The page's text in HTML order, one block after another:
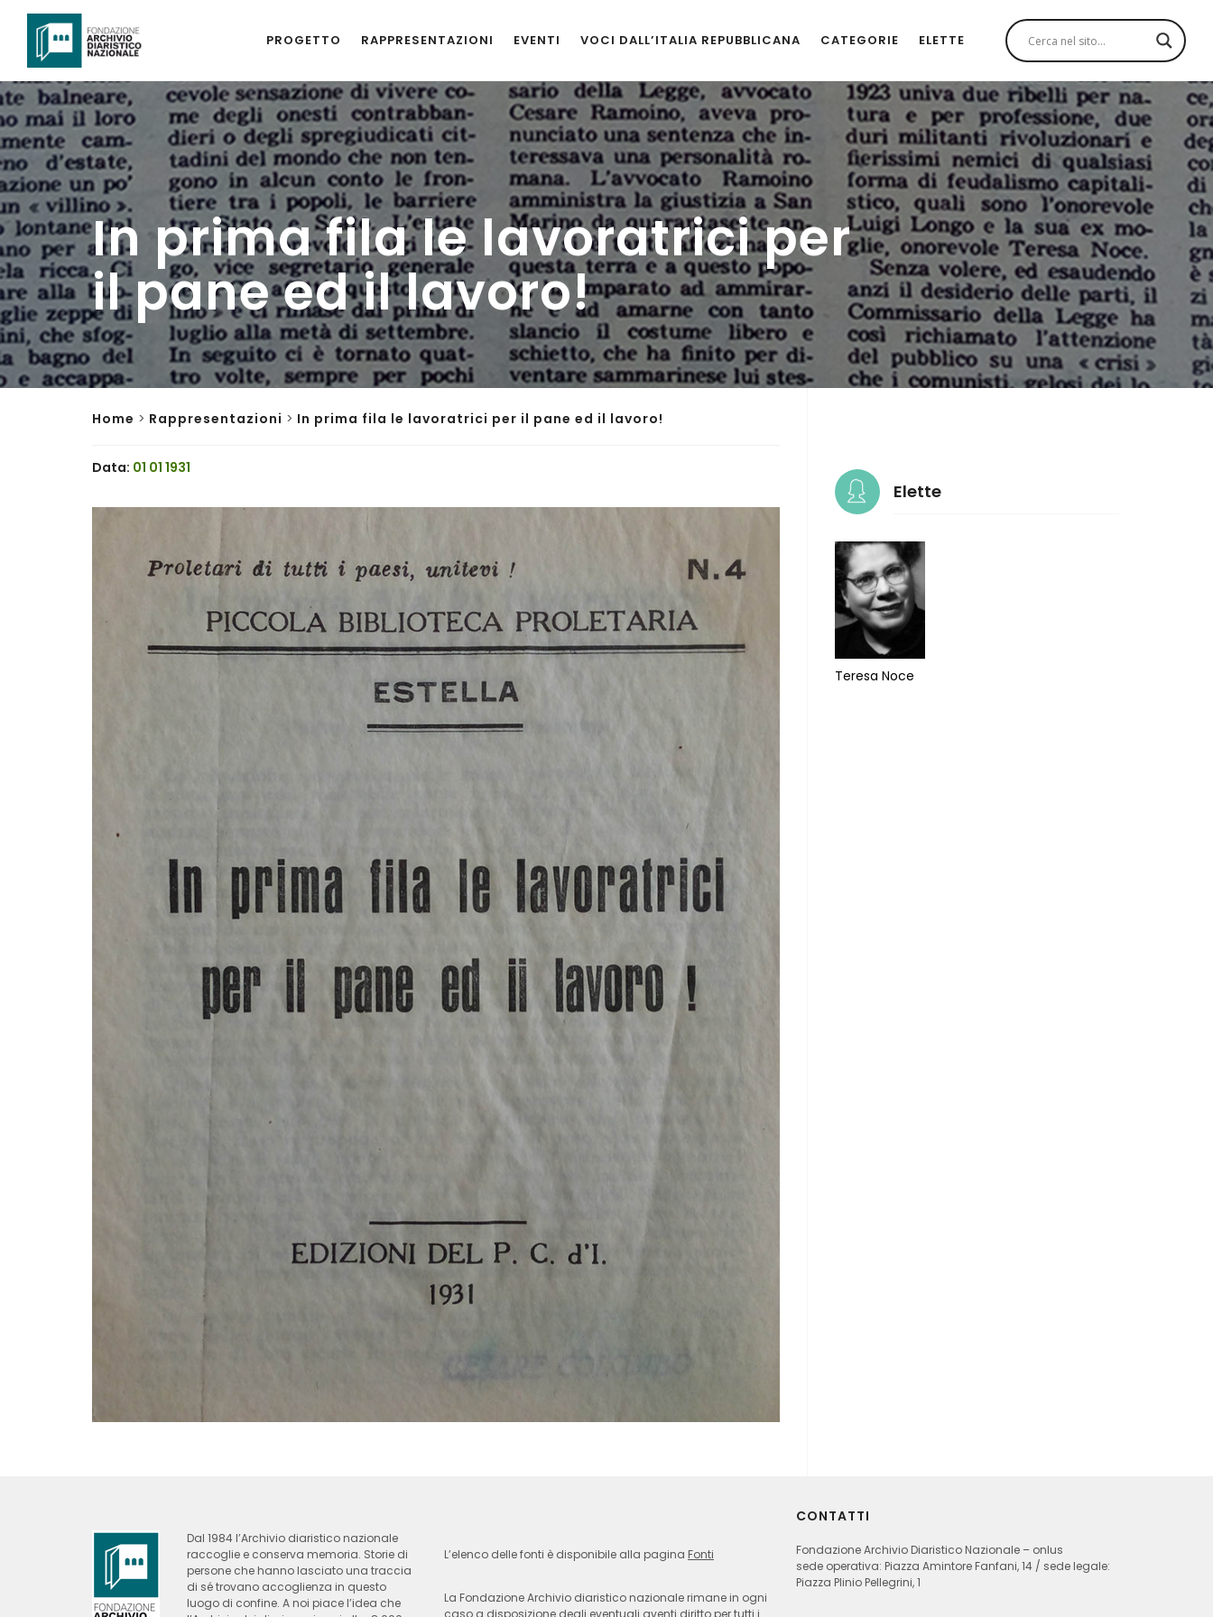
PROGETTO RAPPRESENTAZIONI EVENTI VOCI DALL’ITALIA REPUBBLICANA CATEGORIE ELETTE
In prima fila le lavoratrici per
il pane ed il lavoro!
Home > Rappresentazioni > In prima fila le lavoratrici per il pane ed il lavoro!
Data: 01 01 1931
Elette
Teresa Noce
Dal 1984 l’Archivio diaristico nazionale
raccoglie e conserva memoria. Storie di
persone che hanno lasciato una traccia
di sé trovano accoglienza in questo
luogo di confine. A noi piace l’idea che
L’elenco delle fonti è disponibile alla pagina Fonti
La Fondazione Archivio diaristico nazionale rimane in ogni
CONTATTI
Fondazione Archivio Diaristico Nazionale – onlus
sede operativa: Piazza Amintore Fanfani, 14 / sede legale:
Piazza Plinio Pellegrini, 1